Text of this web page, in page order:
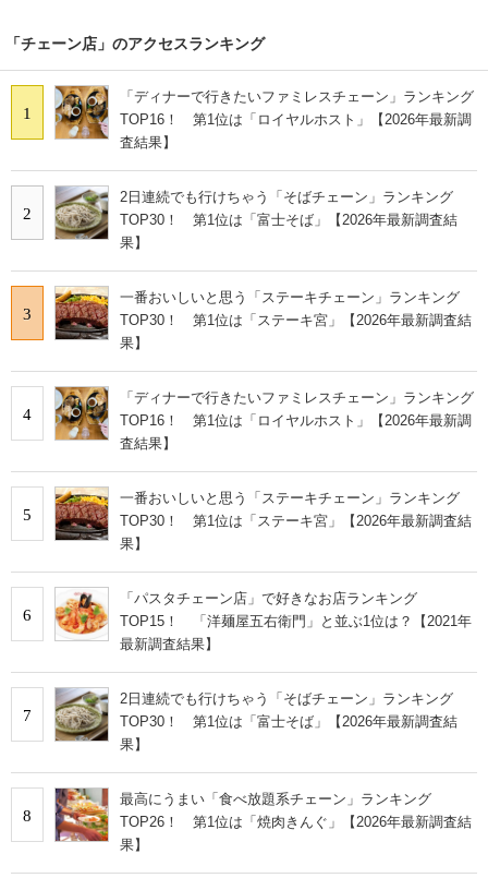
「チェーン店」のアクセスランキング
1
「ディナーで行きたいファミレスチェーン」ランキング
TOP16！ 第1位は「ロイヤルホスト」【2026年最新調
査結果】
2
2日連続でも行けちゃう「そばチェーン」ランキング
TOP30！ 第1位は「富士そば」【2026年最新調査結
果】
3
一番おいしいと思う「ステーキチェーン」ランキング
TOP30！ 第1位は「ステーキ宮」【2026年最新調査結
果】
4
「ディナーで行きたいファミレスチェーン」ランキング
TOP16！ 第1位は「ロイヤルホスト」【2026年最新調
査結果】
5
一番おいしいと思う「ステーキチェーン」ランキング
TOP30！ 第1位は「ステーキ宮」【2026年最新調査結
果】
6
「パスタチェーン店」で好きなお店ランキング
TOP15！ 「洋麺屋五右衛門」と並ぶ1位は？【2021年
最新調査結果】
7
2日連続でも行けちゃう「そばチェーン」ランキング
TOP30！ 第1位は「富士そば」【2026年最新調査結
果】
8
最高にうまい「食べ放題系チェーン」ランキング
TOP26！ 第1位は「焼肉きんぐ」【2026年最新調査結
果】